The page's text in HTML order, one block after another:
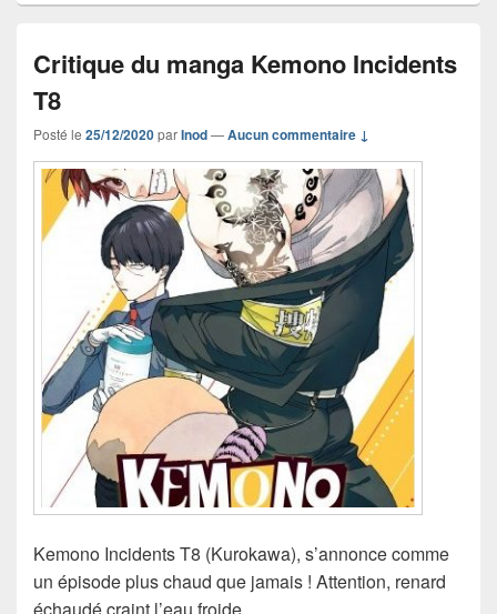
Critique du manga Kemono Incidents
T8
Posté le 25/12/2020parInod—Aucun commentaire ↓
Kemono Incidents T8 (Kurokawa), s’annonce comme
un épisode plus chaud que jamais ! Attention, renard